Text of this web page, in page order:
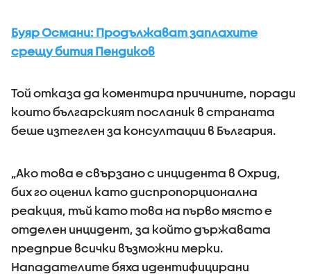
Буяр Османи: Продължават заплахите
срещу бития Пендиков
Той отказа да коментира причините, поради
които българският посланик в страната
беше изтеглен за консултации в България.
„Ако това е свързано с инцидента в Охрид,
бих го оценил като диспропорционална
реакция, тъй като това на първо място е
отделен инцидент, за който държавата
предприе всички възможни мерки.
Нападателите бяха идентифицирани